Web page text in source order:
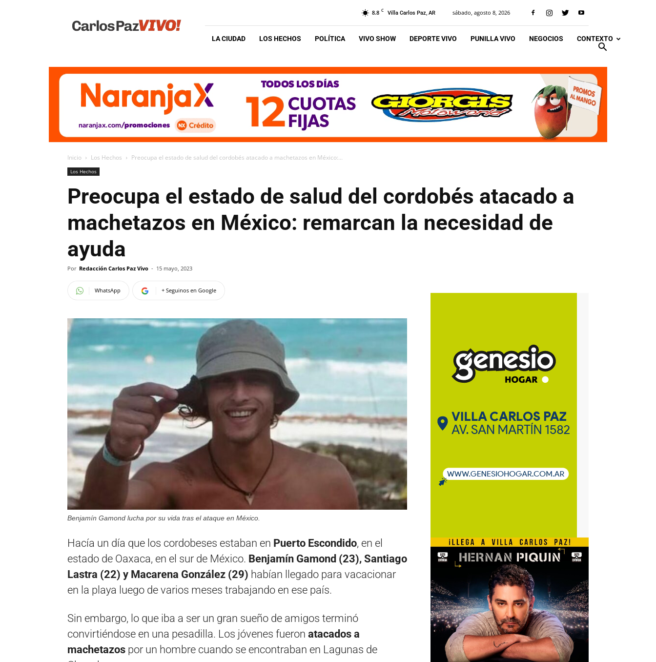
Vivo
8.8 C Villa Carlos Paz, AR sábado, agosto 8, 2026
LA CIUDAD LOS HECHOS POLÍTICA VIVO SHOW DEPORTE VIVO PUNILLA VIVO NEGOCIOS CONTEXTO
Inicio Los Hechos Preocupa el estado de salud del cordobés atacado a machetazos en México:...
Los Hechos
Preocupa el estado de salud del cordobés atacado a
machetazos en México: remarcan la necesidad de
ayuda
Por Redacción Carlos Paz Vivo - 15 mayo, 2023
WhatsApp + Seguinos en Google
Benjamín Gamond lucha por su vida tras el ataque en México.
Hacía un día que los cordobeses estaban en Puerto Escondido, en el
estado de Oaxaca, en el sur de México. Benjamín Gamond (23), Santiago
Lastra (22) y Macarena González (29) habían llegado para vacacionar
en la playa luego de varios meses trabajando en ese país.
Sin embargo, lo que iba a ser un gran sueño de amigos terminó
convirtiéndose en una pesadilla. Los jóvenes fueron atacados a
machetazos por un hombre cuando se encontraban en Lagunas de